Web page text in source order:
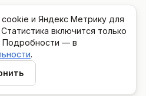
и Яндекс Метрику для
включится только
Подробности — в
.